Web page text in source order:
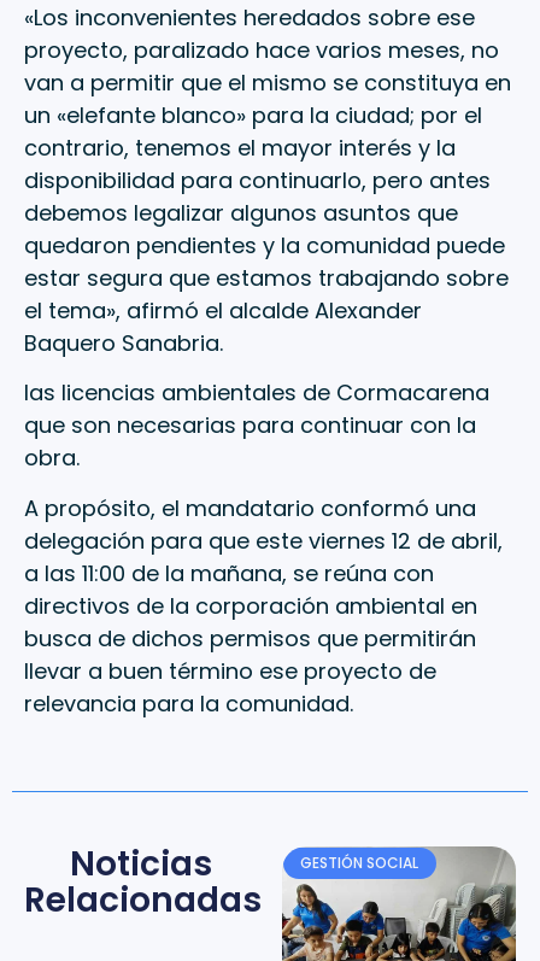
«Los inconvenientes heredados sobre ese
proyecto, paralizado hace varios meses, no
van a permitir que el mismo se constituya en
un «elefante blanco» para la ciudad; por el
contrario, tenemos el mayor interés y la
disponibilidad para continuarlo, pero antes
debemos legalizar algunos asuntos que
quedaron pendientes y la comunidad puede
estar segura que estamos trabajando sobre
el tema», afirmó el alcalde Alexander
Baquero Sanabria.
las licencias ambientales de Cormacarena
que son necesarias para continuar con la
obra.
A propósito, el mandatario conformó una
delegación para que este viernes 12 de abril,
a las 11:00 de la mañana, se reúna con
directivos de la corporación ambiental en
busca de dichos permisos que permitirán
llevar a buen término ese proyecto de
relevancia para la comunidad.
Noticias
Relacionadas
GESTIÓN SOCIAL